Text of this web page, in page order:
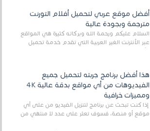
أفضل موقع عربي لتحميل أفلام التورنت
مترجمة وبجودة عالية
السلام عليكم ورحمة الله وبركاته كثيرة هي المواقع
عبر الأنترنت الغير العربية التي تقدم خدمة تحميل
هذا أفضل برنامج جربته لتحميل جميع
الفيديوهات من أي مواقع بدقة عالية 4K
ومميزات خرافية
إذا كنت تبحث عن برنامج لتنزيل الفيديو من على أي
موقع أو منصة، فسوف تعثر على عدد لا منتهي من